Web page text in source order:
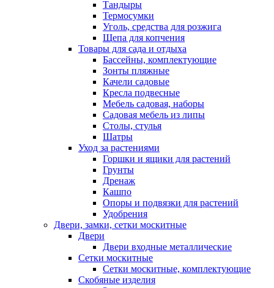
Тандыры
Термосумки
Уголь, средства для розжига
Щепа для копчения
Товары для сада и отдыха
Бассейны, комплектующие
Зонты пляжные
Качели садовые
Кресла подвесные
Мебель садовая, наборы
Садовая мебель из липы
Столы, стулья
Шатры
Уход за растениями
Горшки и ящики для растений
Грунты
Дренаж
Кашпо
Опоры и подвязки для растений
Удобрения
Двери, замки, сетки москитные
Двери
Двери входные металлические
Сетки москитные
Сетки москитные, комплектующие
Скобяные изделия